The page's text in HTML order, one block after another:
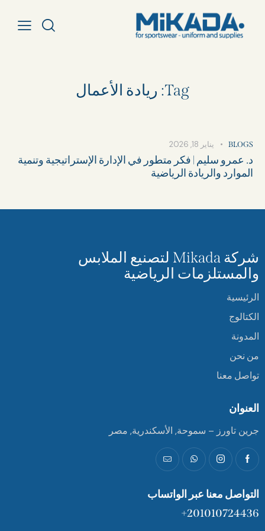
Tag: ريادة الأعمال
BLOGS يناير 18, 2026
د. عمرو سليم | فكر متطور في الإدارة الإستراتيجية وتنمية
الموارد والريادة الرياضية
شركة Mikada لتصنيع الملابس
والمستلزمات الرياضية
الرئيسية
الكتالوج
المدونة
من نحن
تواصل معنا
العنوان
جرين تاورز – سموحة, الأسكندرية, مصر
التواصل معنا عبر الواتساب
201010724436+